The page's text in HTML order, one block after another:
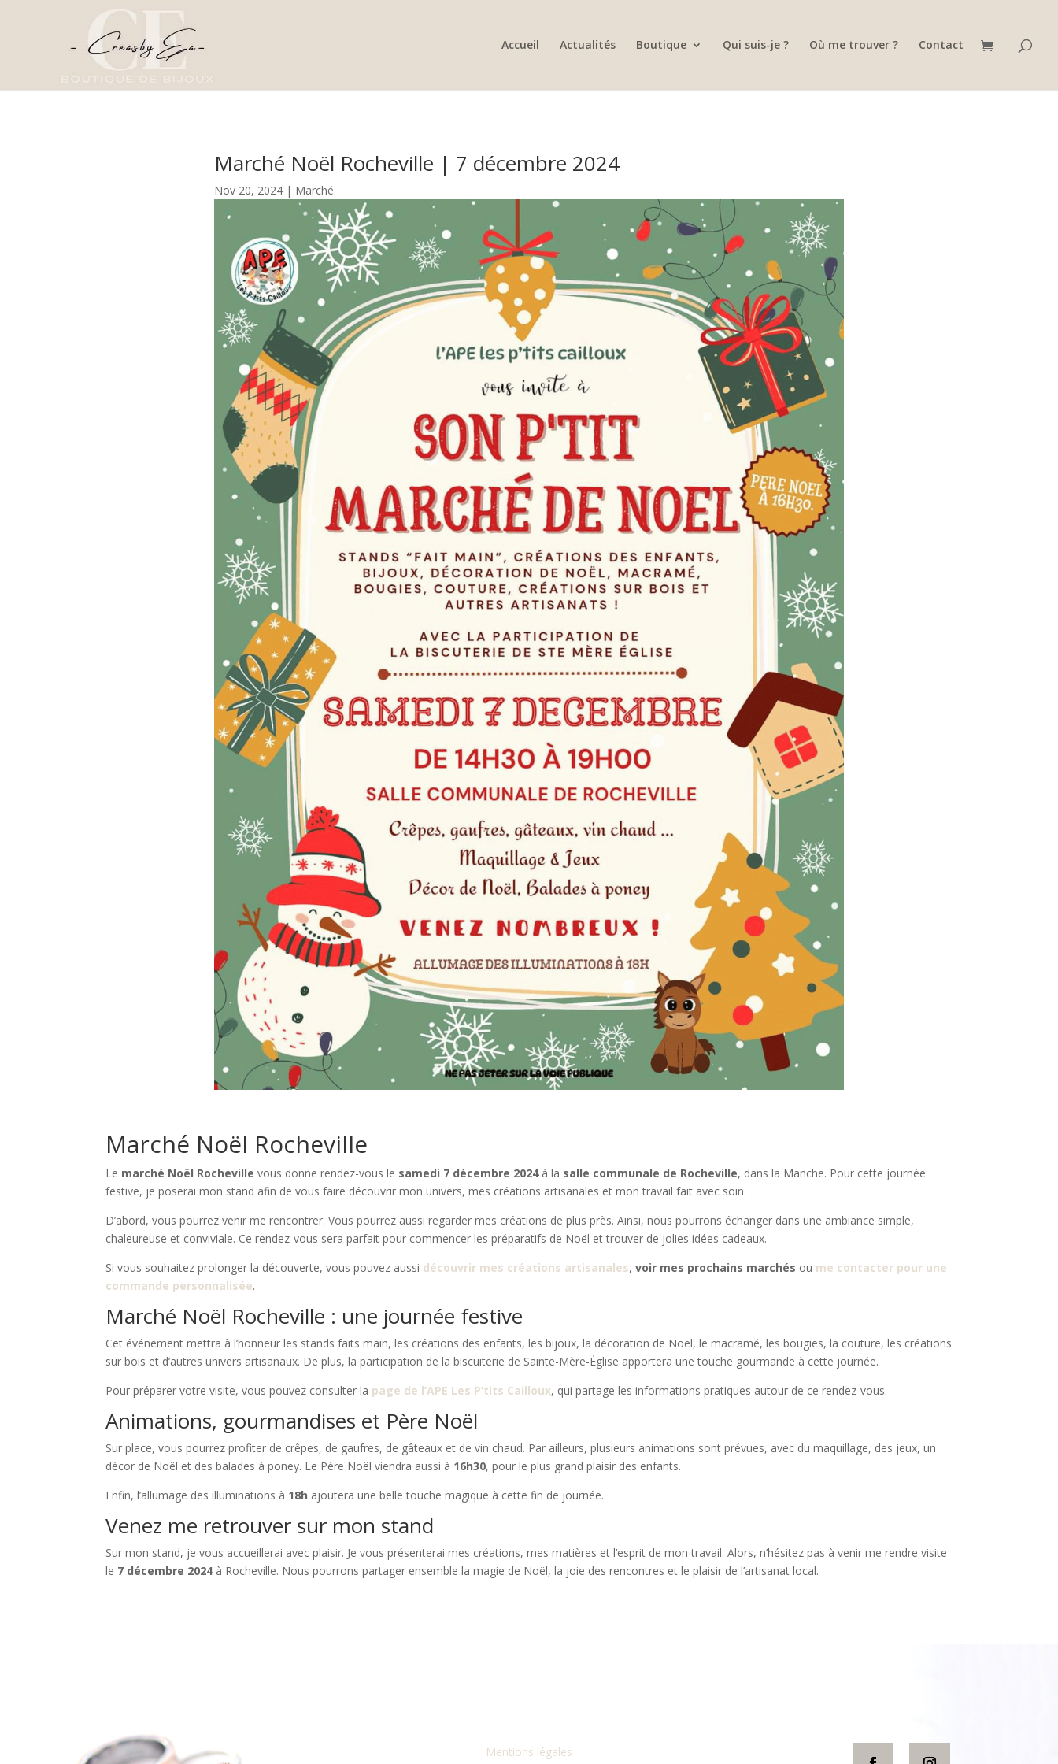
Accueil Actualités Boutique Qui suis-je ? Où me trouver ? Contact
Marché Noël Rocheville | 7 décembre 2024
Nov 20, 2024 | Marché
Marché Noël Rocheville
Le marché Noël Rocheville vous donne rendez-vous le samedi 7 décembre 2024à la salle communale de Rocheville, dans la Manche. Pour cette journée
festive, je poserai mon stand afin de vous faire découvrir mon univers, mes créations artisanales et mon travail fait avec soin.
D’abord, vous pourrez venir me rencontrer. Vous pourrez aussi regarder mes créations de plus près. Ainsi, nous pourrons échanger dans une ambiance simple,
chaleureuse et conviviale. Ce rendez-vous sera parfait pour commencer les préparatifs de Noël et trouver de jolies idées cadeaux.
Si vous souhaitez prolonger la découverte, vous pouvez aussi découvrir mes créations artisanales,voir mes prochains marchés ou me contacter pour une
commande personnalisée.
Marché Noël Rocheville : une journée festive
Cet événement mettra à l’honneur les stands faits main, les créations des enfants, les bijoux, la décoration de Noël, le macramé, les bougies, la couture, les créations
sur bois et d’autres univers artisanaux. De plus, la participation de la biscuiterie de Sainte-Mère-Église apportera une touche gourmande à cette journée.
Pour préparer votre visite, vous pouvez consulter la page de l’APE Les P’tits Cailloux, qui partage les informations pratiques autour de ce rendez-vous.
Animations, gourmandises et Père Noël
Sur place, vous pourrez profiter de crêpes, de gaufres, de gâteaux et de vin chaud. Par ailleurs, plusieurs animations sont prévues, avec du maquillage, des jeux, un
décor de Noël et des balades à poney. Le Père Noël viendra aussi à 16h30, pour le plus grand plaisir des enfants.
Enfin, l’allumage des illuminations à 18h ajoutera une belle touche magique à cette fin de journée.
Venez me retrouver sur mon stand
Sur mon stand, je vous accueillerai avec plaisir. Je vous présenterai mes créations, mes matières et l’esprit de mon travail. Alors, n’hésitez pas à venir me rendre visite
le 7 décembre 2024à Rocheville. Nous pourrons partager ensemble la magie de Noël, la joie des rencontres et le plaisir de l’artisanat local.
Mentions légales